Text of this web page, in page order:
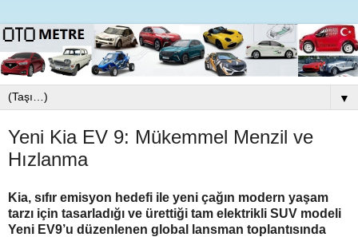
▼
Yeni Kia EV 9: Mükemmel Menzil ve
Hızlanma
Kia, sıfır emisyon hedefi ile yeni çağın modern yaşam
tarzı için tasarladığı ve ürettiği tam elektrikli SUV modeli
Yeni EV9’u düzenlenen global lansman toplantısında